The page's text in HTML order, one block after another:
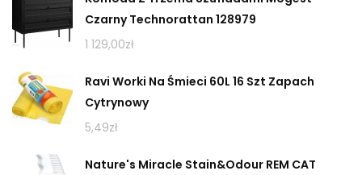
Czarny Technorattan 128979
1 129,00zł
Ravi Worki Na Śmieci 60L 16 Szt Zapach
Cytrynowy
5,49zł
Nature's Miracle Stain&Odour REM CAT